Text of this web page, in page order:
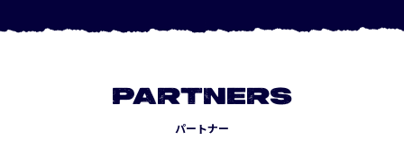
PARTNERS
パートナー